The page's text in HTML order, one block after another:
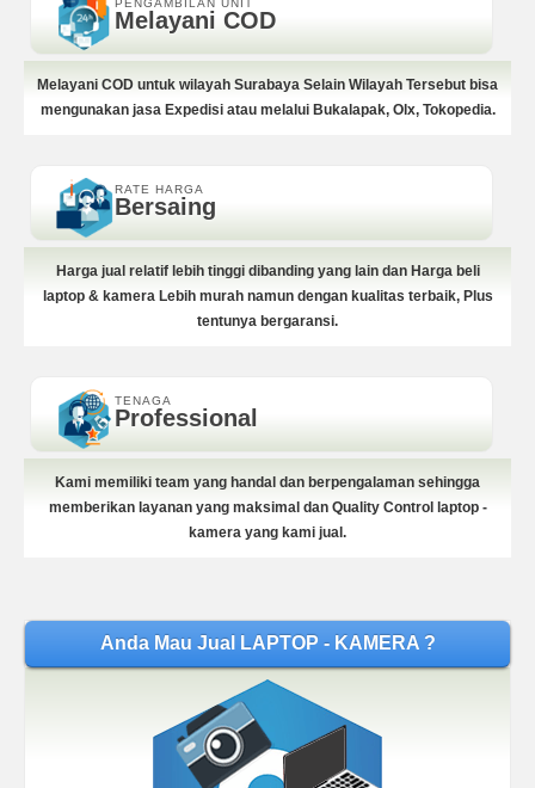
Melayani COD
Melayani COD untuk wilayah Surabaya Selain Wilayah Tersebut bisa
mengunakan jasa Expedisi atau melalui Bukalapak, Olx, Tokopedia.
RATE HARGA
Bersaing
Harga jual relatif lebih tinggi dibanding yang lain dan Harga beli
laptop & kamera Lebih murah namun dengan kualitas terbaik, Plus
tentunya bergaransi.
TENAGA
Professional
Kami memiliki team yang handal dan berpengalaman sehingga
memberikan layanan yang maksimal dan Quality Control laptop -
kamera yang kami jual.
Anda Mau Jual LAPTOP - KAMERA ?